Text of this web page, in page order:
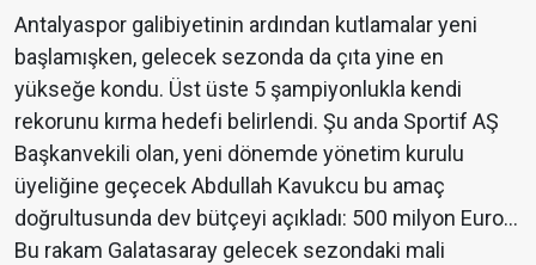
Antalyaspor galibiyetinin ardından kutlamalar yeni
başlamışken, gelecek sezonda da çıta yine en
yükseğe kondu. Üst üste 5 şampiyonlukla kendi
rekorunu kırma hedefi belirlendi. Şu anda Sportif AŞ
Başkanvekili olan, yeni dönemde yönetim kurulu
üyeliğine geçecek Abdullah Kavukcu bu amaç
doğrultusunda dev bütçeyi açıkladı: 500 milyon Euro…
Bu rakam Galatasaray gelecek sezondaki mali